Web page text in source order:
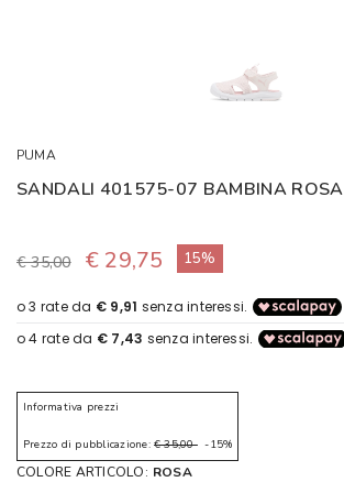
PUMA
SANDALI 401575-07 BAMBINA ROSA
€ 35,00 € 29,75 15%
Informativa prezzi
Prezzo di pubblicazione: € 35,00-15%
COLORE ARTICOLO: ROSA